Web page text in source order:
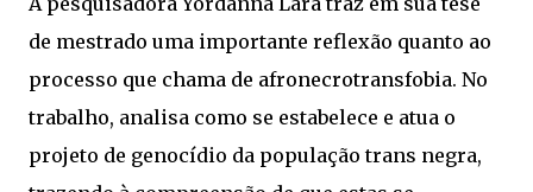
de mestrado uma importante reflexão quanto ao
processo que chama de afronecrotransfobia. No
trabalho, analisa como se estabelece e atua o
projeto de genocídio da população trans negra,